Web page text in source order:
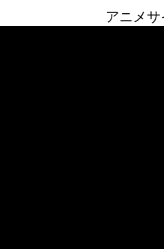
アニメサ